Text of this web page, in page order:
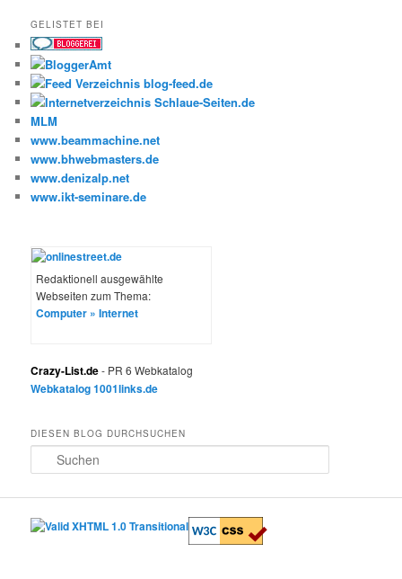
GELISTET BEI
MLM
www.beammachine.net
www.bhwebmasters.de
www.denizalp.net
www.ikt-seminare.de
Redaktionell ausgewählte
Webseiten zum Thema:
Computer » Internet
Crazy-List.de- PR 6 Webkatalog
Webkatalog 1001links.de
DIESEN BLOG DURCHSUCHEN
u
e